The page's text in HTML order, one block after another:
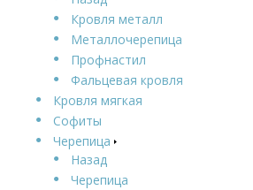
Кровля металл
Металлочерепица
Профнастил
Фальцевая кровля
Кровля мягкая
Софиты
Черепица
Назад
Черепица